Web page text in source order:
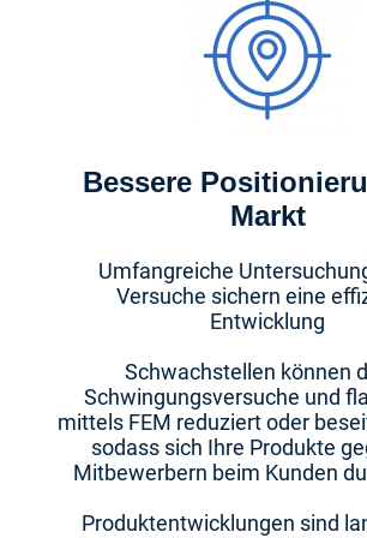
Bessere
Markt
Umfangreiche
Versuche sichern eine
Entwicklung
Schwachstellen können
Schwingungsversuche und
mittels FEM reduziert oder
sodass sich Ihre Produkte
Mitbewerbern beim Kunden
Produktentwicklungen sind